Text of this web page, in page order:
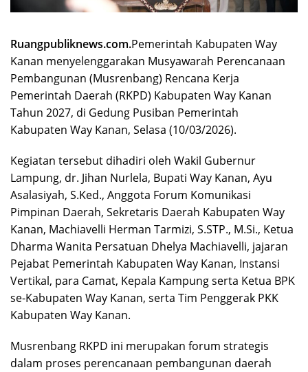
Ruangpubliknews.com.Pemerintah Kabupaten Way
Kanan menyelenggarakan Musyawarah Perencanaan
Pembangunan (Musrenbang) Rencana Kerja
Pemerintah Daerah (RKPD) Kabupaten Way Kanan
Tahun 2027, di Gedung Pusiban Pemerintah
Kabupaten Way Kanan, Selasa (10/03/2026).
Kegiatan tersebut dihadiri oleh Wakil Gubernur
Lampung, dr. Jihan Nurlela, Bupati Way Kanan, Ayu
Asalasiyah, S.Ked., Anggota Forum Komunikasi
Pimpinan Daerah, Sekretaris Daerah Kabupaten Way
Kanan, Machiavelli Herman Tarmizi, S.STP., M.Si., Ketua
Dharma Wanita Persatuan Dhelya Machiavelli, jajaran
Pejabat Pemerintah Kabupaten Way Kanan, Instansi
Vertikal, para Camat, Kepala Kampung serta Ketua BPK
se-Kabupaten Way Kanan, serta Tim Penggerak PKK
Kabupaten Way Kanan.
Musrenbang RKPD ini merupakan forum strategis
dalam proses perencanaan pembangunan daerah